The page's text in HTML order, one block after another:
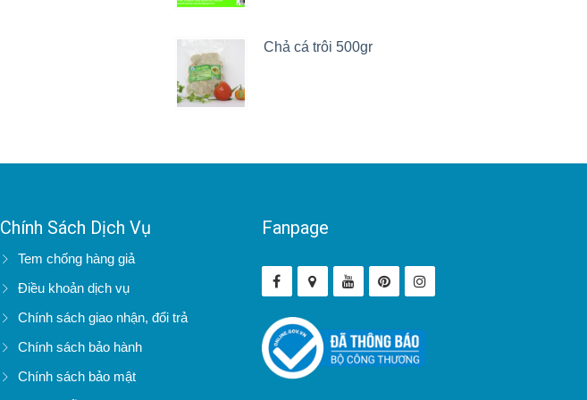
Chả cá trôi 500gr
Chính Sách Dịch Vụ
Tem chống hàng giả
Điều khoản dịch vụ
Chính sách giao nhận, đổi trả
Chính sách bảo hành
Chính sách bảo mật
Fanpage